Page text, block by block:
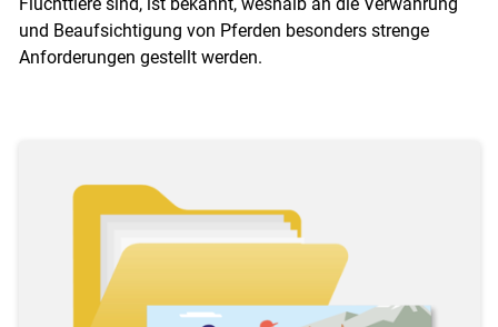
und Beaufsichtigung von Pferden besonders strenge
Anforderungen gestellt werden.